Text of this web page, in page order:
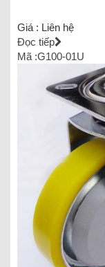
Giá : Liên hệ
Đọc tiếp
Mã :G100-01U